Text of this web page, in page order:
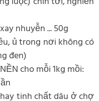
nhuyễn ... 50g
ủ trong nơi không có
đen)
cho mỗi 1kg mồi:
tinh chất dâu ở chợ